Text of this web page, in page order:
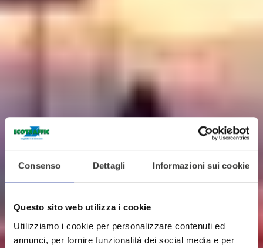
Consenso Dettagli Informazioni sui cookie
Questo sito web utilizza i cookie
Utilizziamo i cookie per personalizzare contenuti ed
annunci, per fornire funzionalità dei social media e per